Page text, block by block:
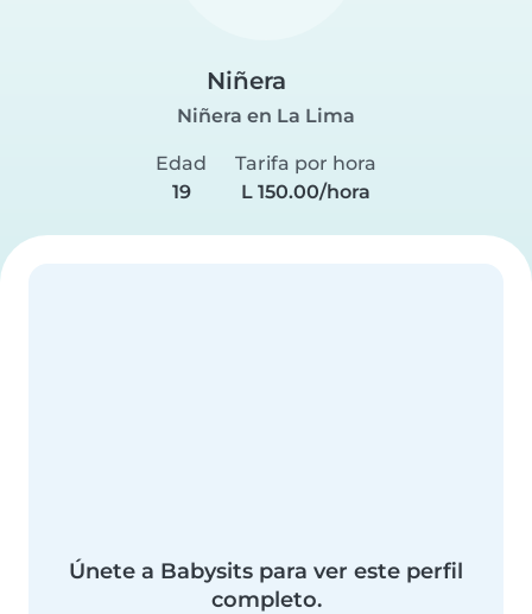
Niñera
Niñera en La Lima
Edad
19
Tarifa por hora
L 150.00/hora
Únete a Babysits para ver este perfil
completo.